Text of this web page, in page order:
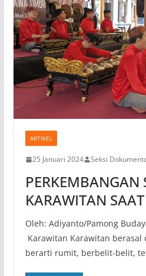
ARTIKEL
25 Januari 2024 Seksi
PERKEMBANGAN
KARAWITAN
Oleh: Adiyanto/Pamong
Karawitan Karawitan
berarti rumit, berbelit-belit,